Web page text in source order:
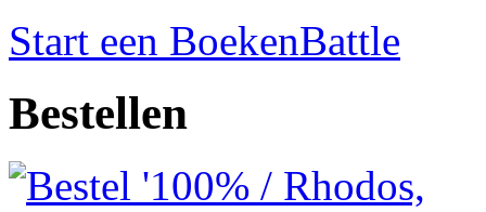
Start een BoekenBattle
Bestellen